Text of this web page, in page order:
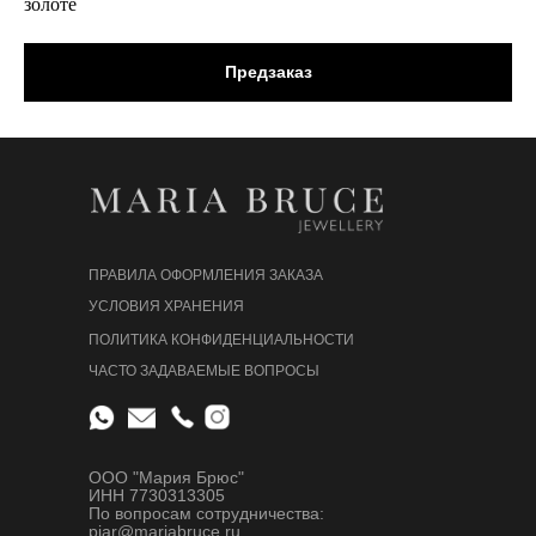
золоте
Предзаказ
ПРАВИЛА ОФОРМЛЕНИЯ ЗАКАЗА
УСЛОВИЯ ХРАНЕНИЯ
ПОЛИТИКА КОНФИДЕНЦИАЛЬНОСТИ
ЧАСТО ЗАДАВАЕМЫЕ ВОПРОСЫ
ООО "Мария Брюс"
ИНН 7730313305
По вопросам сотрудничества:
piar@mariabruce.ru